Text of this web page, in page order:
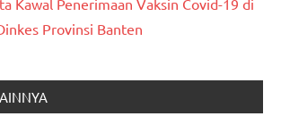
Provinsi Banten